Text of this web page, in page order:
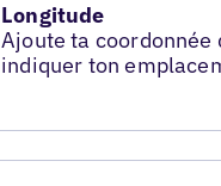
Longitude
Ajoute ta coordonnée
indiquer ton